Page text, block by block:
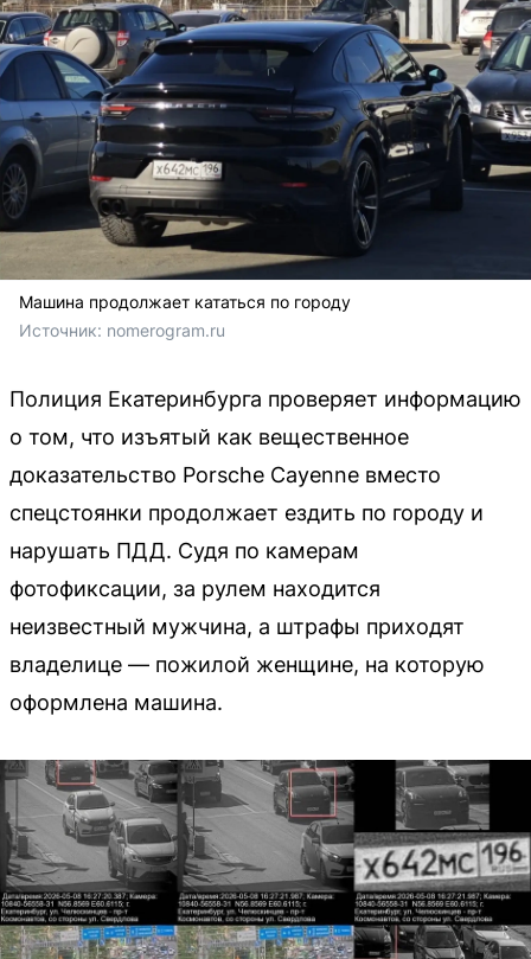
Машина продолжает кататься по городу
Источник: nomerogram.ru
Полиция Екатеринбурга проверяет информацию
о том, что изъятый как вещественное
доказательство Porsche Cayenne вместо
спецстоянки продолжает ездить по городу и
нарушать ПДД. Судя по камерам
фотофиксации, за рулем находится
неизвестный мужчина, а штрафы приходят
владелице — пожилой женщине, на которую
оформлена машина.